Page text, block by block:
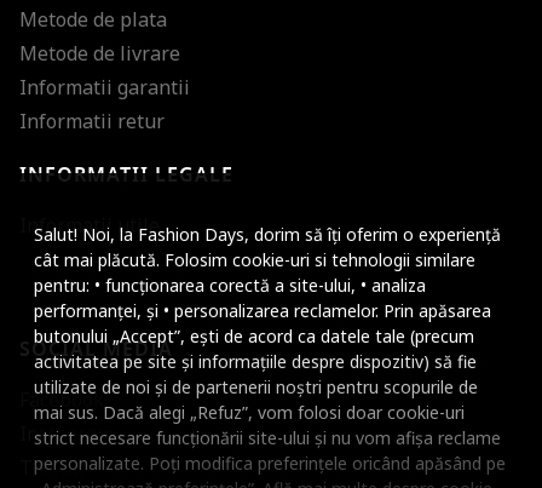
Salut! Noi, la Fashion Days, dorim să îți oferim o experiență
cât mai plăcută. Folosim cookie-uri si tehnologii similare
pentru: • funcționarea corectă a site-ului, • analiza
performanței, și • personalizarea reclamelor. Prin apăsarea
butonului „Accept”, ești de acord ca datele tale (precum
activitatea pe site și informațiile despre dispozitiv) să fie
utilizate de noi și de partenerii noștri pentru scopurile de
mai sus. Dacă alegi „Refuz”, vom folosi doar cookie-uri
strict necesare funcționării site-ului și nu vom afișa reclame
personalizate. Poți modifica preferințele oricând apăsând pe
Metode de plata
Metode de livrare
Informatii garantii
Informatii retur
INFORMATII LEGALE
Informatii utile
SOCIAL MEDIA
Facebook
Instagram
TikTok
Micsoreaza
Mareste spatierea
Micsoreaza
Mareste inaltimea
Micsoreaza